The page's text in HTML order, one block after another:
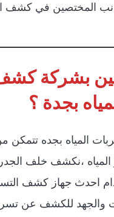
المختصين في كشف
بشركة
بجدة ؟
المياه بجده
المياه ،نكشف خلف
احدث جهاز كشف
والجهد للكشف عن